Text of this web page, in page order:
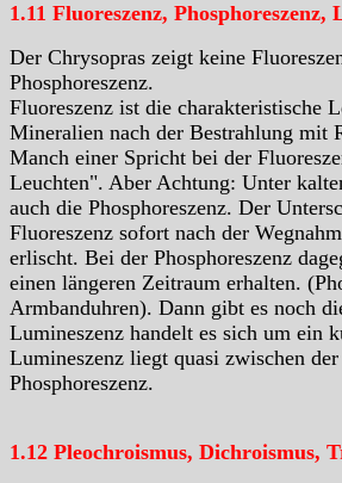
1.11 Fluoreszenz, Phosphoreszenz,
Der Chrysopras zeigt keine
Phosphoreszenz.
Fluoreszenz ist die charakteristische
Mineralien nach der Bestrahlung mit
Manch einer Spricht bei der
Leuchten". Aber Achtung: Unter
auch die Phosphoreszenz. Der
Fluoreszenz sofort nach der
erlischt. Bei der Phosphoreszenz
einen längeren Zeitraum erhalten.
Armbanduhren). Dann gibt es noch
Lumineszenz handelt es sich um ein
Lumineszenz liegt quasi zwischen
Phosphoreszenz.
1.12 Pleochroismus, Dichroismus,